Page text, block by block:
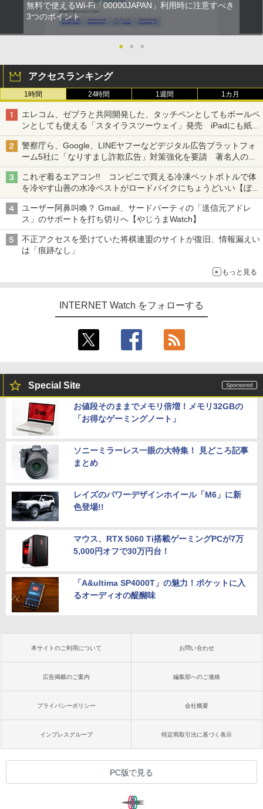
無料で使えるWi-Fi「00000JAPAN」利用時に注意すべき
3つのポイント
● ● ●
アクセスランキング
1時間 24時間 1週間 1カ月
エレコム、ゼブラと共同開発した、タッチペンとしてもボールペ
ンとしても使える「スタイラスツーウェイ」発売 iPadにも紙に
も、持ち替えずに書き込める
警察庁ら、Google、LINEヤフーなどデジタル広告プラットフォ
ーム5社に「なりすまし詐欺広告」対策強化を要請 著名人の写
真や映像を使った投資詐欺などへの対策として
これぞ着るエアコン!! コンビニで買える冷凍ペットボトルで体
を冷やす山善の水冷ベストがロードバイクにちょうどいい【ぼっ
ち・ざ・ろーど！その14】【空いた時間でなにしてる？】
ユーザー阿鼻叫喚？ Gmail、サードパーティの「送信元アドレ
ス」のサポートを打ち切りへ【やじうまWatch】
不正アクセスを受けていた将棋連盟のサイトが復旧、情報漏えい
は「痕跡なし」
もっと見る
INTERNET Watch をフォローする
Special Site
お値段そのままでメモリ倍増！メモリ32GBの
「お得なゲーミングノート」
ソニーミラーレス一眼の大特集！ 見どころ記事
まとめ
レイズのパワーデザインホイール「M6」に新
色登場!!
マウス、RTX 5060 Ti搭載ゲーミングPCが7万
5,000円オフで30万円台！
「A&ultima SP4000T」の魅力！ポケットに入
るオーディオの醍醐味
本サイトのご利用について お問い合わせ
広告掲載のご案内 編集部へのご連絡
プライバシーポリシー 会社概要
インプレスグループ 特定商取引法に基づく表示
PC版で見る